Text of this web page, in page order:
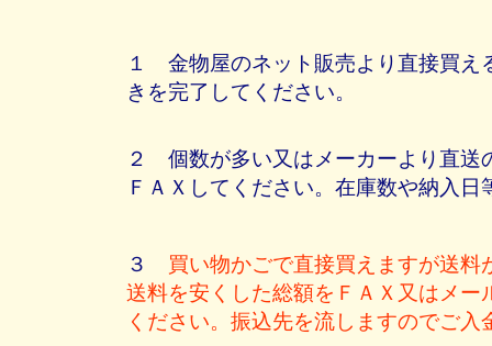
１ 金物屋のネット販売より直接買え
きを完了してください。
２ 個数が多い又はメーカーより直
ＦＡＸしてください。在庫数や納入
３ 買い物かごで直接買えますが送
送料を安くした総額をＦＡＸ又はメ
ください。振込先を流しますのでご